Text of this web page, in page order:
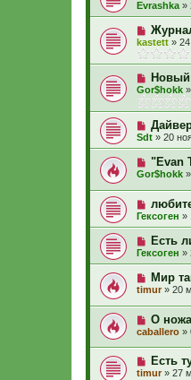
Evrashka »
kastett »
Новый
Gor$hokk »
Sdt » 20
"Evan
Gor$hokk »
Гексоген »
Есть
Гексоген »
Мир
timur» 20
О
caballero »
Есть
timur» 27